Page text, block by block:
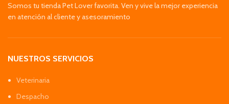
Somos tu tienda Pet Lover favorita. Ven y vive la mejor experiencia
en atención al cliente y asesoramiento
NUESTROS SERVICIOS
Veterinaria
Despacho